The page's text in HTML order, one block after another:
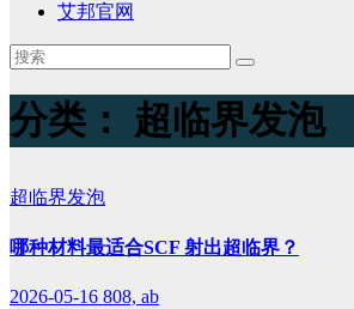
艾邦官网
分类： 超临界发泡
超临界发泡
哪种材料最适合SCF 射出超临界？
2026-05-16 808, ab